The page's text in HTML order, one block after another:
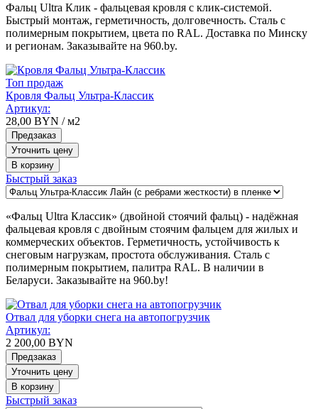
Фальц Ultra Клик - фальцевая кровля с клик‑системой.
Быстрый монтаж, герметичность, долговечность. Сталь с
полимерным покрытием, цвета по RAL. Доставка по Минску
и регионам. Заказывайте на 960.by.
Топ продаж
Кровля Фальц Ультра-Классик
Артикул:
28,00 BYN / м2
Предзаказ
Уточнить цену
В корзину
Быстрый заказ
«Фальц Ultra Классик» (двойной стоячий фальц) - надёжная
фальцевая кровля с двойным стоячим фальцем для жилых и
коммерческих объектов. Герметичность, устойчивость к
снеговым нагрузкам, простота обслуживания. Сталь с
полимерным покрытием, палитра RAL. В наличии в
Беларуси. Заказывайте на 960.by!
Отвал для уборки снега на автопогрузчик
Артикул:
2 200,00 BYN
Предзаказ
Уточнить цену
В корзину
Быстрый заказ